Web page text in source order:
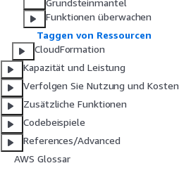
Grundsteinmantel
Funktionen überwachen
Taggen von Ressourcen
CloudFormation
Kapazität und Leistung
Verfolgen Sie Nutzung und Kosten
Zusätzliche Funktionen
Codebeispiele
References/Advanced
AWS Glossar